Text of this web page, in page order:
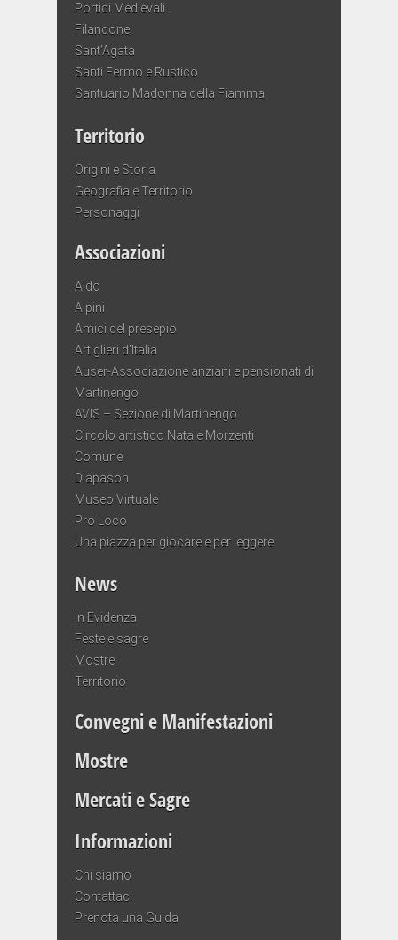
Portici Medievali
Filandone
Sant’Agata
Santi Fermo e Rustico
Santuario Madonna della Fiamma
Territorio
Origini e Storia
Geografia e Territorio
Personaggi
Associazioni
Aido
Alpini
Amici del presepio
Artiglieri d’Italia
Auser-Associazione anziani e pensionati di
Martinengo
AVIS – Sezione di Martinengo
Circolo artistico Natale Morzenti
Comune
Diapason
Museo Virtuale
Pro Loco
Una piazza per giocare e per leggere
News
In Evidenza
Feste e sagre
Mostre
Territorio
Convegni e Manifestazioni
Mostre
Mercati e Sagre
Informazioni
Chi siamo
Contattaci
Prenota una Guida